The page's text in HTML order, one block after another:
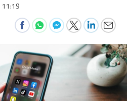
11:19